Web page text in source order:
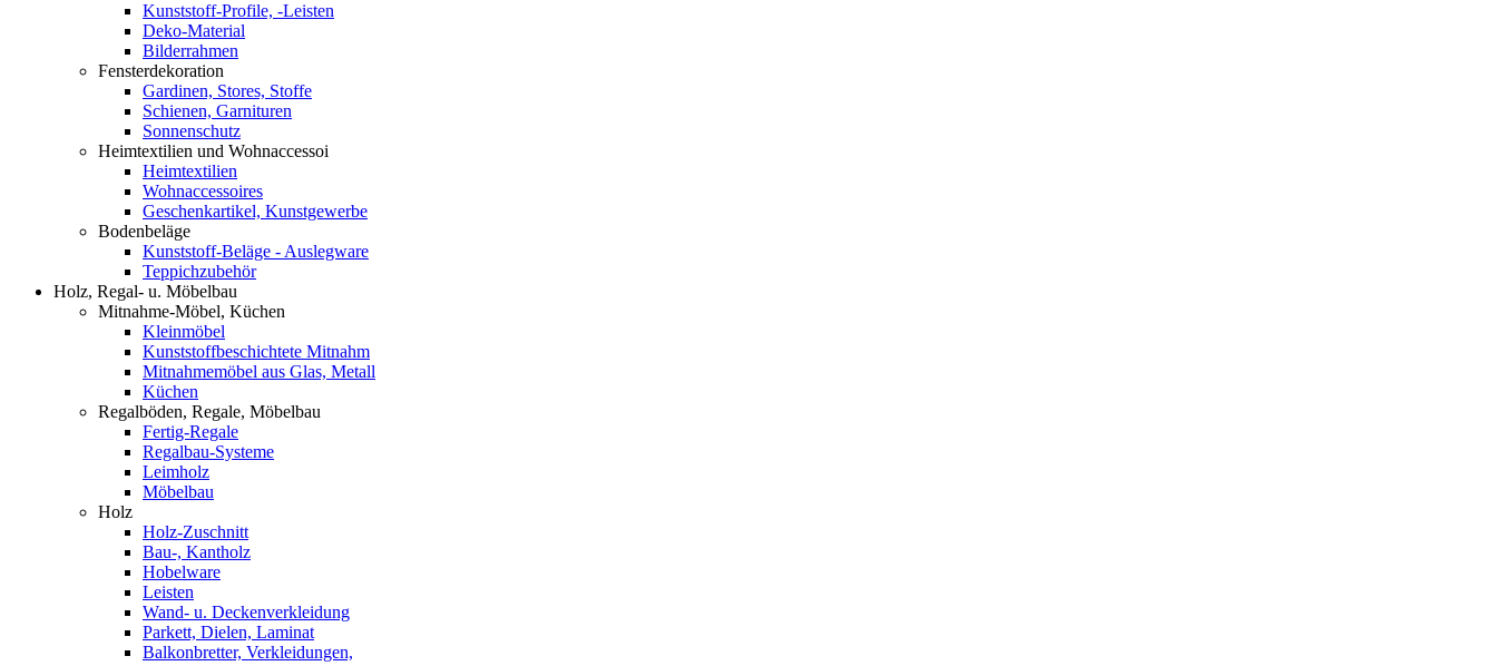
Kunststoff-Profile, -Leisten
Deko-Material
Bilderrahmen
Fensterdekoration
Gardinen, Stores, Stoffe
Schienen, Garnituren
Sonnenschutz
Heimtextilien und Wohnaccessoi
Heimtextilien
Wohnaccessoires
Geschenkartikel, Kunstgewerbe
Bodenbeläge
Kunststoff-Beläge - Auslegware
Teppichzubehör
Holz, Regal- u. Möbelbau
Mitnahme-Möbel, Küchen
Kleinmöbel
Kunststoffbeschichtete Mitnahm
Mitnahmemöbel aus Glas, Metall
Küchen
Regalböden, Regale, Möbelbau
Fertig-Regale
Regalbau-Systeme
Leimholz
Möbelbau
Holz
Holz-Zuschnitt
Bau-, Kantholz
Hobelware
Leisten
Wand- u. Deckenverkleidung
Parkett, Dielen, Laminat
Balkonbretter, Verkleidungen,